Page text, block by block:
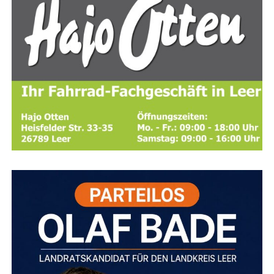
gesam­ten Län­ge gesperrt wird,
ist kei­ne Umlei­tung
vorgesehen.
Diens­tag, 11. August 2026 (07:00 bis 20:00 Uhr):
Zie­ge­lei­stra­ße (2. und 3. Bau­ab­schnitt)
zwei­te Abschnitt liegt zwi­schen Bing­um­gas­ter
Stra­ße und An der Mat­thäi­kir­che,der drit­te
Abschnitt zwi­schen An der Mat­thäi­kir­che und Am
Bin­gu­mer Deich.
Bei­de Abschnit­te wer­den par­al­lel
gesperrt.
Eine Umlei­tung wird über die Zie­ge­lei­
stra­ße,die Ems­stra­ße (B 436) und Am Bin­gu­mer
Deich eingerichtet.
Diens­tag, 11. August, und Mitt­woch, 12. August
2026 (jeweils 07:00 bis 20:00 Uhr): Bing­um­gas­
ter Stra­ße Der gesperr­te Abschnitt befin­det sich
zwi­schen Zie­ge­lei­stra­ße und Efeu­stra­ße.Die
Umlei­tung führt über die Zie­ge­lei­stra­ße und die
DE 10 2007 032 008
erwir­ken. Heu­te ver­mark­tet er sein
Pro­dukt seit vie­len Jah­ren erfolg­reich. Das Patent ver­
schafft ihm dabei eine geschütz­te Markt­po­si­ti­on und
schützt sei­ne Inno­va­ti­on vor Nachahmern.